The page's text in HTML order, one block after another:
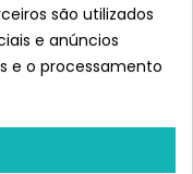
Ranchlands
são utilizados
e anúncios
e o processamento